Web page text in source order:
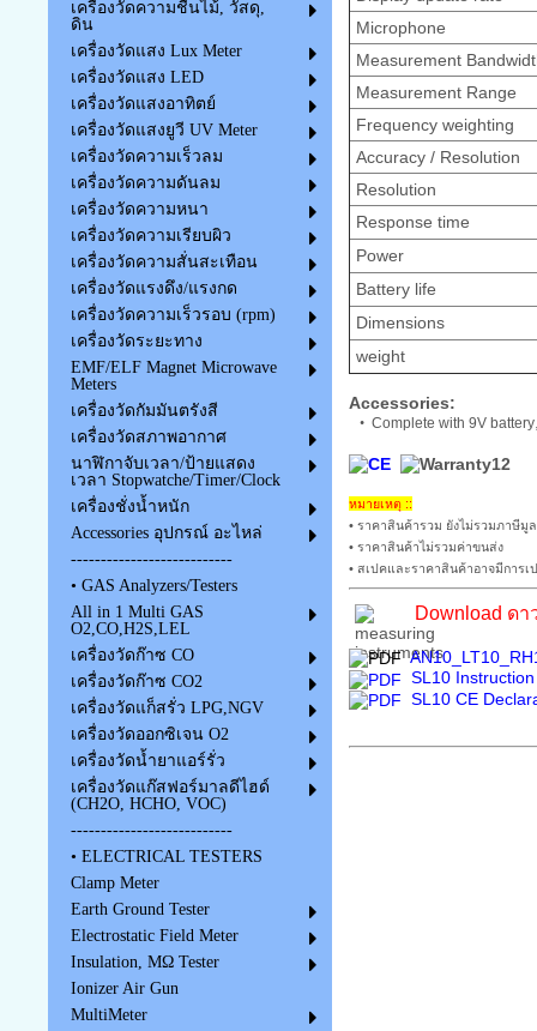
เครื่องวัดความชื้นไม้, วัสดุ,
ดิน
เครื่องวัดแสง Lux Meter
เครื่องวัดแสง LED
เครื่องวัดแสงอาทิตย์
เครื่องวัดแสงยูวี UV Meter
เครื่องวัดความเร็วลม
เครื่องวัดความดันลม
เครื่องวัดความหนา
เครื่องวัดความเรียบผิว
เครื่องวัดความสั่นสะเทือน
เครื่องวัดแรงดึง/แรงกด
เครื่องวัดความเร็วรอบ (rpm)
เครื่องวัดระยะทาง
EMF/ELF Magnet Microwave
Meters
เครื่องวัดกัมมันตรังสี
เครื่องวัดสภาพอากาศ
นาฬิกาจับเวลา/ป้ายแสดง
เวลา Stopwatche/Timer/Clock
เครื่องชั่งน้ำหนัก
Accessories อุปกรณ์ อะไหล่
---------------------------
• GAS Analyzers/Testers
All in 1 Multi GAS
O2,CO,H2S,LEL
เครื่องวัดก๊าซ CO
เครื่องวัดก๊าซ CO2
เครื่องวัดแก็สรั่ว LPG,NGV
เครื่องวัดออกซิเจน O2
เครื่องวัดน้ำยาแอร์รั่ว
เครื่องวัดแก๊สฟอร์มาลดีไฮด์
(CH2O, HCHO, VOC)
---------------------------
• ELECTRICAL TESTERS
Clamp Meter
Earth Ground Tester
Electrostatic Field Meter
Insulation, MΩ Tester
Ionizer Air Gun
MultiMeter
Microphone
Measurement
Measurement Range
Frequency weighting
Accuracy / Resolution
Resolution
Response time
Power
Battery life
Dimensions
weight
Accessories:
•Complete with 9V battery
หมายเหตุ ::
• ราคาสินค้ารวม ยังไม่รวมภาษีมู
• ราคาสินค้าไม่รวมค่าขนส่ง
• สเปคและราคาสินค้าอาจมีการ
Download ด
SL10
SL10 CE